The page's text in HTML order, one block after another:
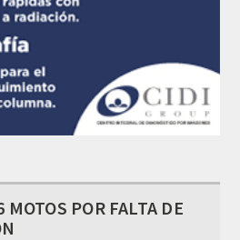
MOTOS POR FALTA DE